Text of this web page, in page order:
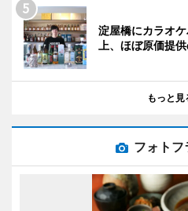
淀屋橋にカラオ
上、ほぼ原価提
もっと見
フォトフ